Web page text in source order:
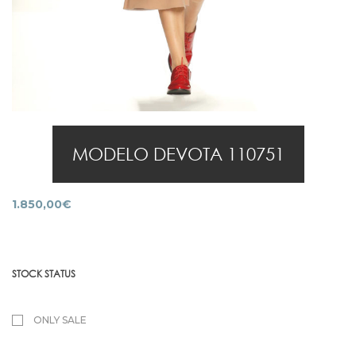
STOCK STATUS
ONLY SALE
MODELO DEVOTA 110751
1.850,00€